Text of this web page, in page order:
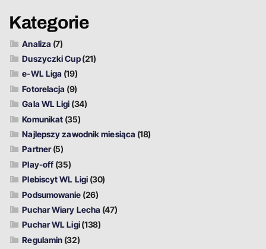
Kategorie
Analiza (7)
Duszyczki Cup(21)
e-WL Liga (19)
Fotorelacja (9)
Gala WL Ligi (34)
Komunikat (35)
Najlepszy zawodnik miesiąca (18)
Partner(5)
Play-off (35)
Plebiscyt WL Ligi (30)
Podsumowanie (26)
Puchar Wiary Lecha (47)
Puchar WL Ligi(138)
Regulamin (32)